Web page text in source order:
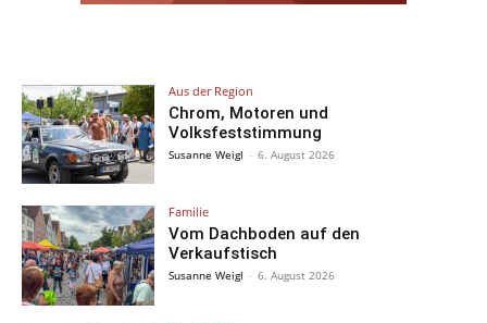
Aus der Region
Chrom, Motoren und
Volksfeststimmung
Susanne Weigl - 6. August 2026
Familie
Vom Dachboden auf den
Verkaufstisch
Susanne Weigl - 6. August 2026